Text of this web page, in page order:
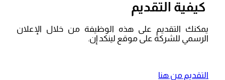
كيفية التقديم
يمكنك التقديم على هذه الوظيفة من خلال الإعلان
الرسمي للشركة على موقع لينكد إن.
التقديم من هنا